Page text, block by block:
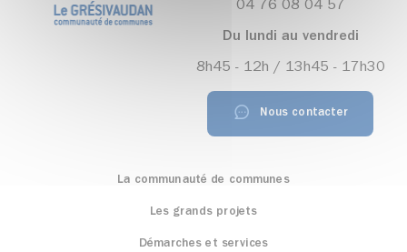
04 76 08 04 57
Du lundi au vendredi
8h45 - 12h / 13h45 - 17h30
Nous contacter
La communauté de communes
Les grands projets
Démarches et services